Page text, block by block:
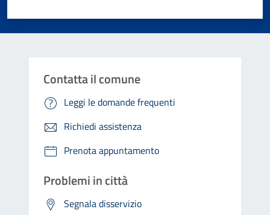
Contatta il comune
Leggi le domande frequenti
Richiedi assistenza
Prenota appuntamento
Problemi in città
Segnala disservizio